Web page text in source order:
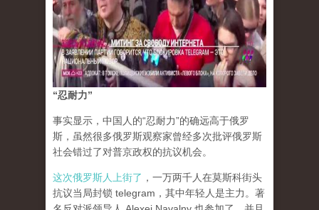
“忍耐力”
事实显示，中国人的“忍耐力”的确远高于俄罗
斯，虽然很多俄罗斯观察家曾经多次批评俄罗斯
社会错过了对普京政权的抗议机会。
这次俄罗斯人上街了 ，一万两千人在莫斯科街头
抗议当局封锁 telegram，其中年轻人是主力。著